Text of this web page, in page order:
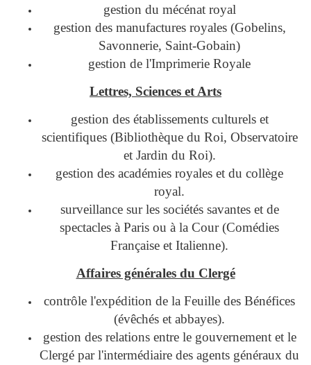
gestion du mécénat royal
gestion des manufactures royales (Gobelins,
Savonnerie, Saint-Gobain)
gestion de l'Imprimerie Royale
Lettres, Sciences et Arts
gestion des établissements culturels et
scientifiques (Bibliothèque du Roi, Observatoire
et Jardin du Roi).
gestion des académies royales et du collège
royal.
surveillance sur les sociétés savantes et de
spectacles à Paris ou à la Cour (Comédies
Française et Italienne).
Affaires générales du Clergé
contrôle l'expédition de la Feuille des Bénéfices
(évêchés et abbayes).
gestion des relations entre le gouvernement et le
Clergé par l'intermédiaire des agents généraux du